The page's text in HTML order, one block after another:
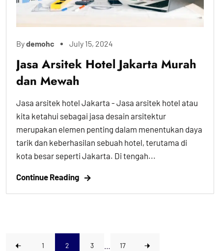
Bydemohc July 15, 2024
Jasa Arsitek Hotel Jakarta Murah
dan Mewah
Jasa arsitek hotel Jakarta - Jasa arsitek hotel atau
kita ketahui sebagai jasa desain arsitektur
merupakan elemen penting dalam menentukan daya
tarik dan keberhasilan sebuah hotel, terutama di
kota besar seperti Jakarta. Di tengah...
Continue Reading
1 2 3 17